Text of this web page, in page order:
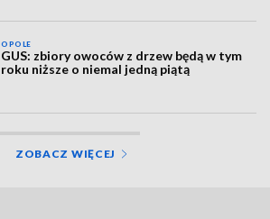
OPOLE
GUS: zbiory owoców z drzew będą w tym
roku niższe o niemal jedną piątą
ZOBACZ WIĘCEJ